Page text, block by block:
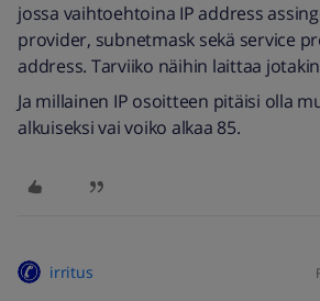
jossa vaihtoehtoina IP address
provider, subnetmask sekä service
address. Tarviiko näihin laittaa
Ja millainen IP osoitteen pitäisi olla
alkuiseksi vai voiko alkaa 85.
irritus